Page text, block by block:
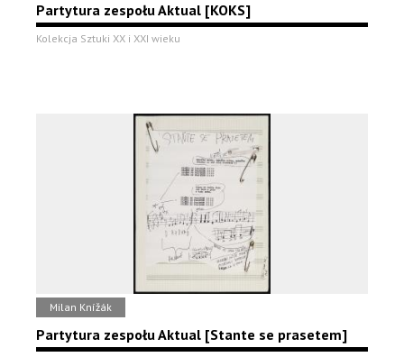
Partytura zespołu Aktual [KOKS]
Kolekcja Sztuki XX i XXI wieku
Milan Knížák
Partytura zespołu Aktual [Stante se prasetem]